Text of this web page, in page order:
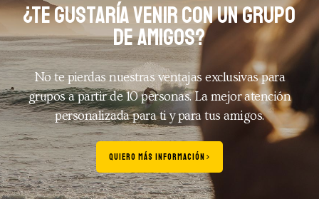
¿TE GUSTARÍA VENIR CON UN GRUPO
DE AMIGOS?
No te pierdas nuestras ventajas exclusivas para
grupos a partir de 10 personas. La mejor atención
personalizada para ti y para tus amigos.
QUIERO MÁS INFORMACIÓN